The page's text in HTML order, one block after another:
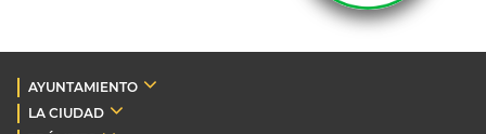
AYUNTAMIENTO
LA CIUDAD